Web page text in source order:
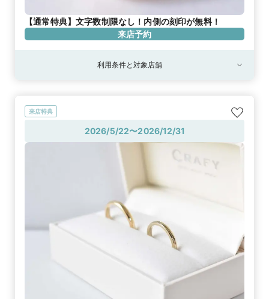
【通常特典】文字数制限なし！内側の刻印が無料！
来店予約
利用条件と対象店舗
来店特典
2026/5/22〜2026/12/31